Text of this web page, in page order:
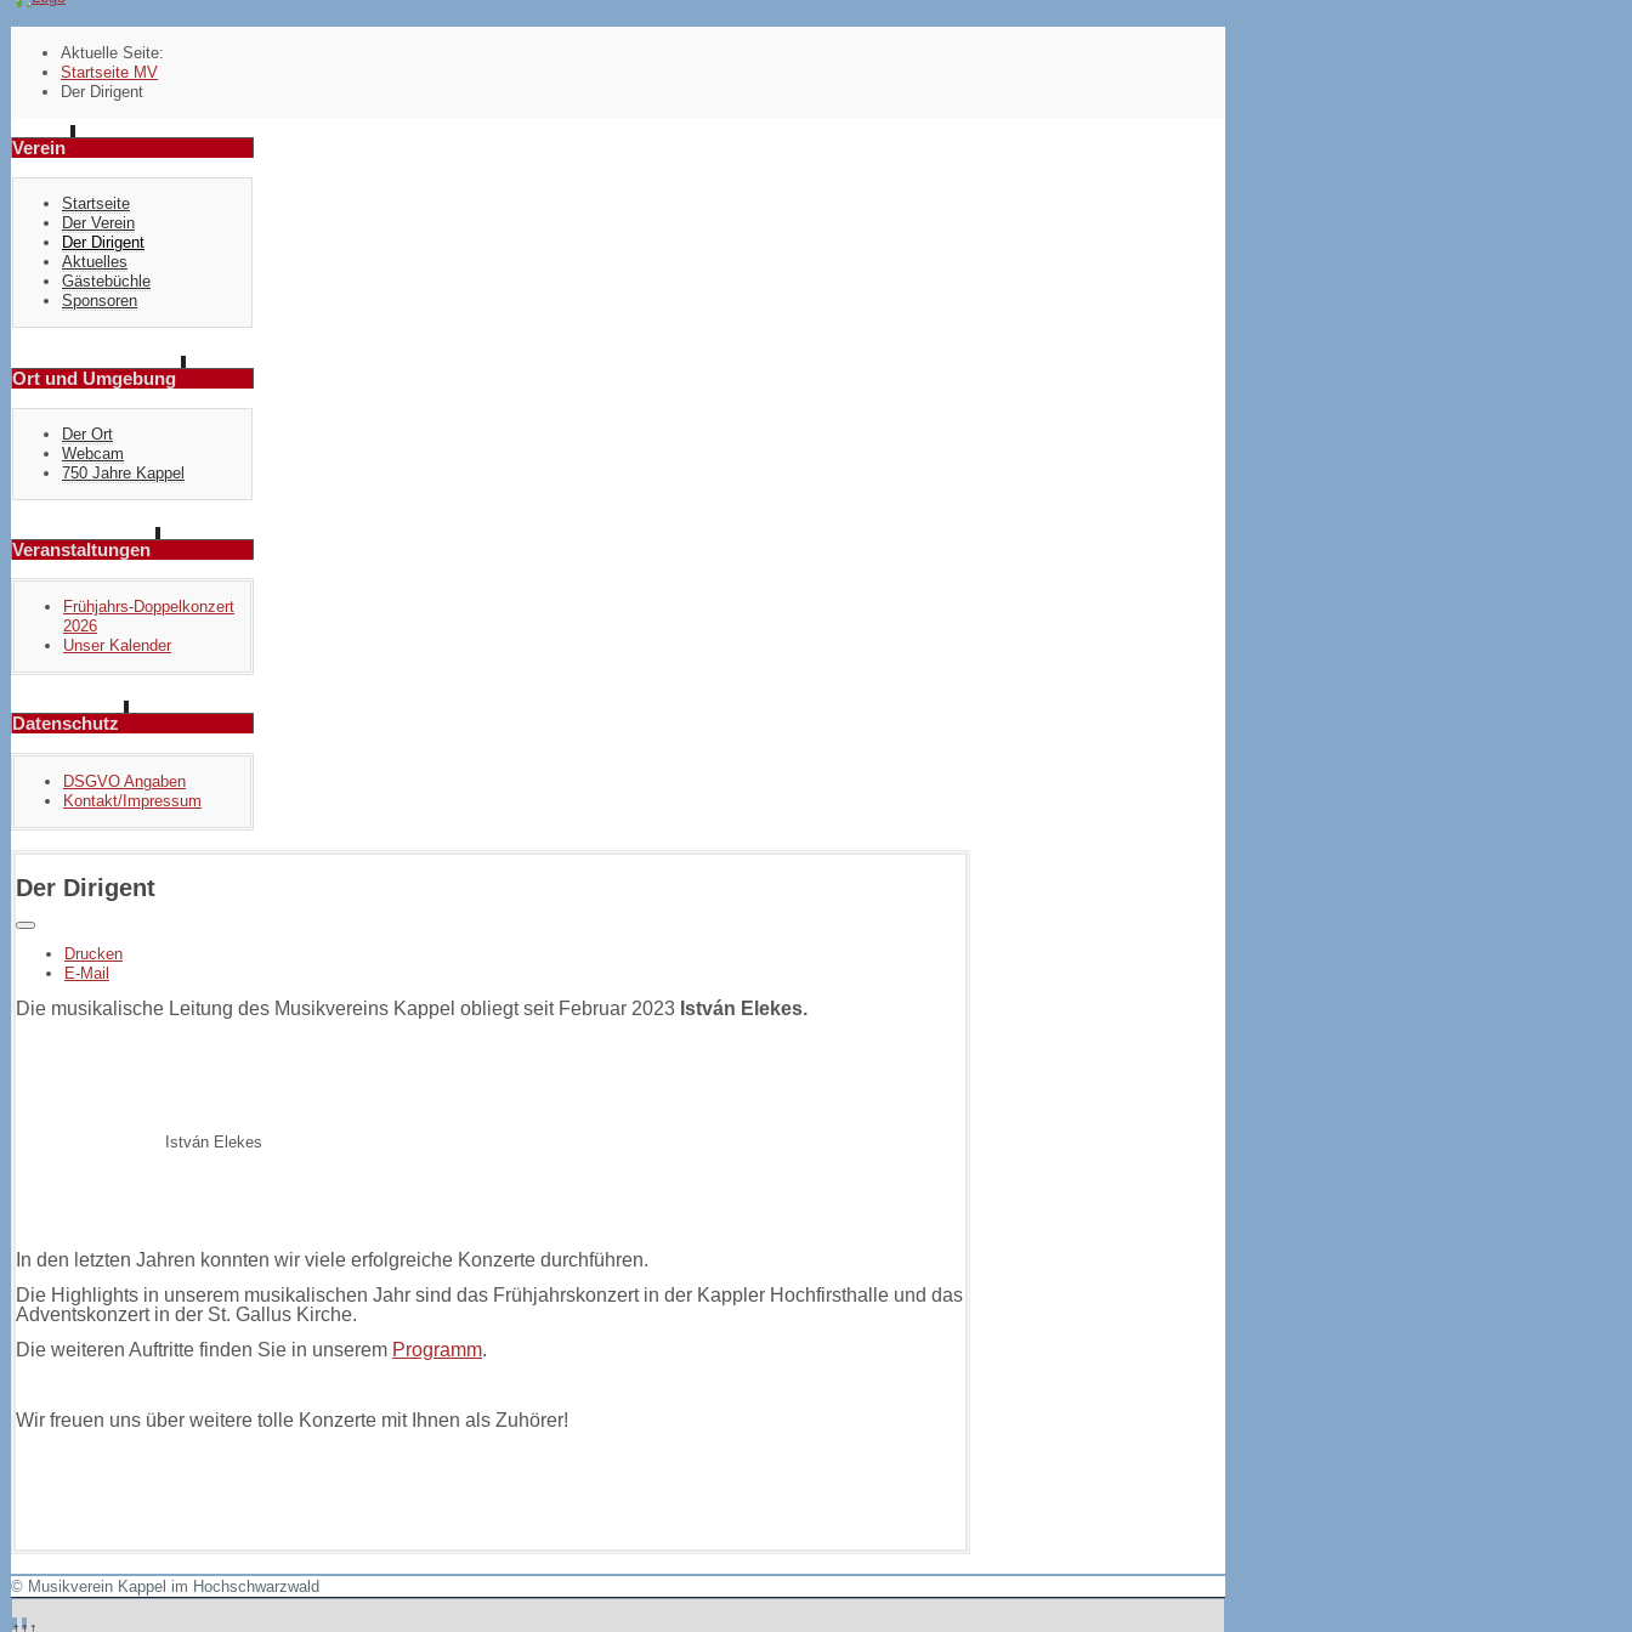
Aktuelle Seite:
Startseite MV
Der Dirigent
Verein
Startseite
Der Verein
Der Dirigent
Aktuelles
Gästebüchle
Sponsoren
Ort und Umgebung
Der Ort
Webcam
750 Jahre Kappel
Veranstaltungen
Frühjahrs-Doppelkonzert
2026
Unser Kalender
Datenschutz
DSGVO Angaben
Kontakt/Impressum
Der Dirigent
Drucken
E-Mail
Die musikalische Leitung des Musikvereins Kappel obliegt seit Februar 2023 István Elekes.
István Elekes
In den letzten Jahren konnten wir viele erfolgreiche Konzerte durchführen.
Die Highlights in unserem musikalischen Jahr sind das Frühjahrskonzert in der Kappler Hochfirsthalle und das
Adventskonzert in der St. Gallus Kirche.
Die weiteren Auftritte finden Sie in unserem Programm.
Wir freuen uns über weitere tolle Konzerte mit Ihnen als Zuhörer!
© Musikverein Kappel im Hochschwarzwald
↑↑↑